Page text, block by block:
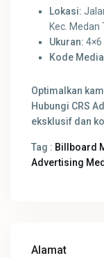
Lokasi:
Kec.
Ukuran: 4×6
Kode
Optimalkan
Hubungi CRS
eksklusif dan
Tag : Billboard
Advertising
Alamat